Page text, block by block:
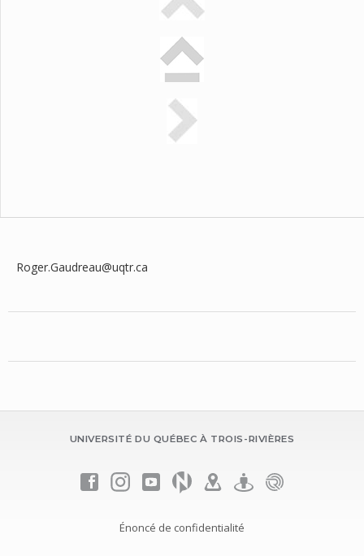
Roger.Gaudreau@uqtr.ca
UNIVERSITÉ DU QUÉBEC À TROIS-RIVIÈRES
Énoncé de confidentialité